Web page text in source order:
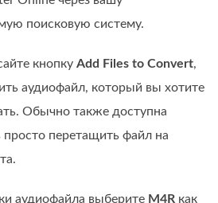
поисковую систему.
кнопкуAdd Files to Convert,
аудиофайл, который вы хотите
Обычно также доступна
перетащить файл на
аудиофайла выберите M4R как